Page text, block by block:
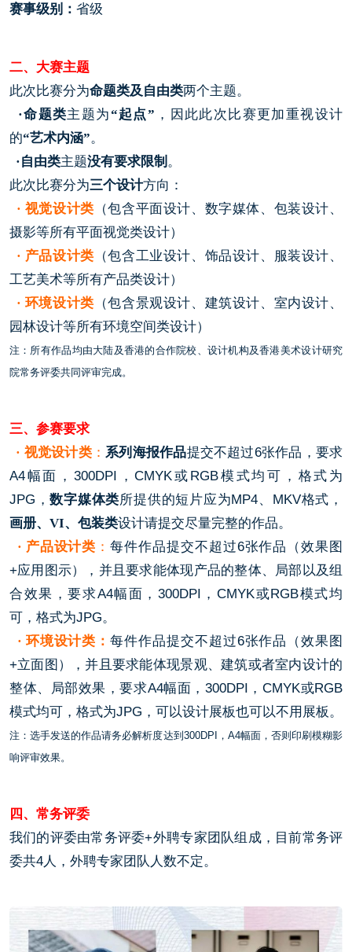
赛事级别： 省级
二、大赛主题
此次比赛分为命题类及自由类两个主题。
·命题类主题为“起点” ，因此此次比赛更加重视设计
的“艺术内涵”。
·自由类主题没有要求限制 。
此次比赛分为三个设计方向：
· 视觉设计类 （包含平面设计、数字媒体、包装设计、
摄影等所有平面视觉类设计）
· 产品设计类 （包含工业设计、饰品设计、服装设计、
工艺美术等所有产品类设计）
· 环境设计类 （包含景观设计、建筑设计、室内设计、
园林设计等所有环境空间类设计）
注：所有作品均由大陆及香港的合作院校、设计机构及香港美术设计研究
院常务评委共同评审完成。
三、参赛要求
· 视觉设计类：系列海报作品提交不超过6张作品，要求
A4幅面，300DPI，CMYK或RGB模式均可，格式为
JPG，数字媒体类所提供的短片应为MP4、MKV格式，
画册、VI、包装类设计请提交尽量完整的作品。
· 产品设计类 ：每件作品提交不超过6张作品（效果图
+应用图示），并且要求能体现产品的整体、局部以及组
合效果，要求A4幅面，300DPI，CMYK或RGB模式均
可，格式为JPG。
· 环境设计类：每件作品提交不超过6张作品（效果图
+立面图），并且要求能体现景观、建筑或者室内设计的
整体、局部效果，要求A4幅面，300DPI，CMYK或RGB
模式均可，格式为JPG，可以设计展板也可以不用展板。
注：选手发送的作品请务必解析度达到300DPI，A4幅面，否则印刷模糊影
响评审效果。
四、常务评委
我们的评委由常务评委+外聘专家团队组成，目前常务评
委共4人，外聘专家团队人数不定。